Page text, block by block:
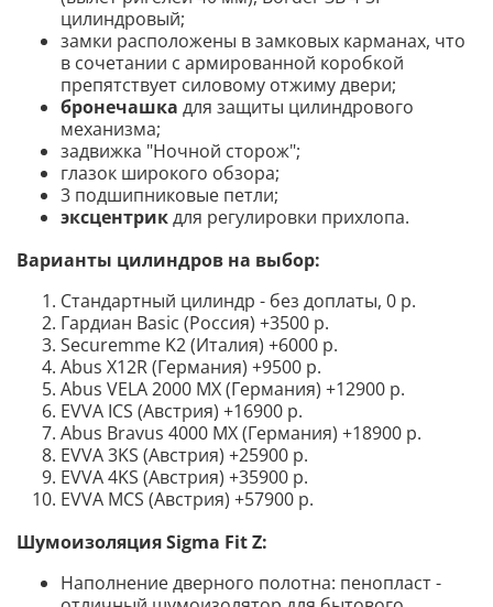
цилиндровый;
замки расположены в замковых карманах, что
в сочетании с армированной коробкой
препятствует силовому отжиму двери;
бронечашка для защиты цилиндрового
механизма;
задвижка "Ночной сторож";
глазок широкого обзора;
3 подшипниковые петли;
эксцентрикдля регулировки прихлопа.
Варианты цилиндров на выбор:
Стандартный цилиндр - без доплаты, 0 р.
Гардиан Basic (Россия) +3500 р.
Securemme K2 (Италия) +6000 р.
Abus X12R (Германия) +9500 р.
Abus VELA 2000 MX (Германия) +12900 р.
EVVA ICS (Австрия) +16900 р.
Abus Bravus 4000 MX (Германия) +18900 р.
EVVA 3KS (Австрия) +25900 р.
EVVA 4KS (Австрия) +35900 р.
EVVA MCS (Австрия) +57900 р.
ШумоизоляцияSigma Fit Z:
Наполнение дверного полотна: пенопласт -